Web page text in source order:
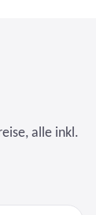
alle inkl.